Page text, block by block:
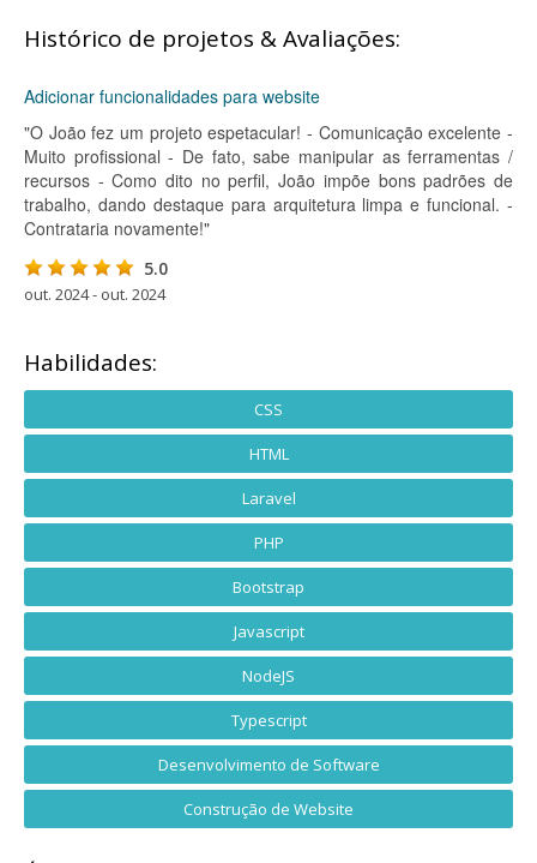
Histórico de projetos & Avaliações:
Adicionar funcionalidades para website
"O João fez um projeto espetacular! - Comunicação excelente -
Muito profissional - De fato, sabe manipular as ferramentas /
recursos - Como dito no perfil, João impõe bons padrões de
trabalho, dando destaque para arquitetura limpa e funcional. -
Contrataria novamente!"
5.0
out. 2024 - out. 2024
Habilidades:
CSS
HTML
Laravel
PHP
Bootstrap
Javascript
NodeJS
Typescript
Desenvolvimento de Software
Construção de Website